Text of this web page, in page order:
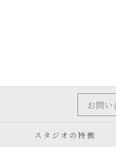
お問い
スタジオの特徴